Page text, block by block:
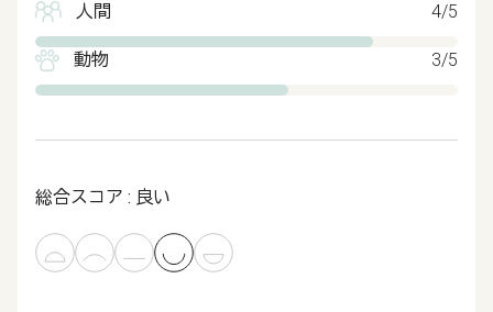
人間 4/5
動物 3/5
総合スコア : 良い